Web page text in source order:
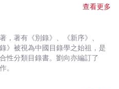
查看更多
，著有《別錄》、《新序》、
》被視為中國目錄學之始祖，是
性分類目錄書。劉向亦編訂了
。